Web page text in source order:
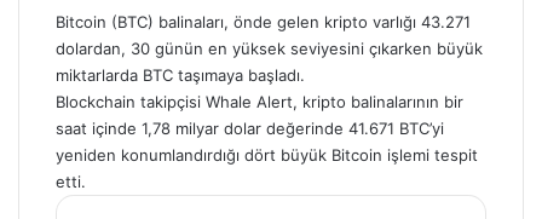
Bitcoin (BTC) balinaları, önde gelen kripto varlığı 43.271
dolardan, 30 günün en yüksek seviyesini çıkarken büyük
miktarlarda BTC taşımaya başladı.
Blockchain takipçisi Whale Alert, kripto balinalarının bir
saat içinde 1,78 milyar dolar değerinde 41.671 BTC’yi
yeniden konumlandırdığı dört büyük Bitcoin işlemi tespit
etti.